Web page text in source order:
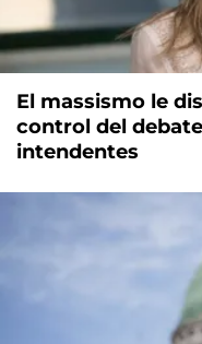
El massismo le
control del
intendentes